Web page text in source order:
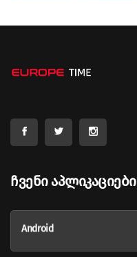
Ჩვენი Აპლიკაციები
Android